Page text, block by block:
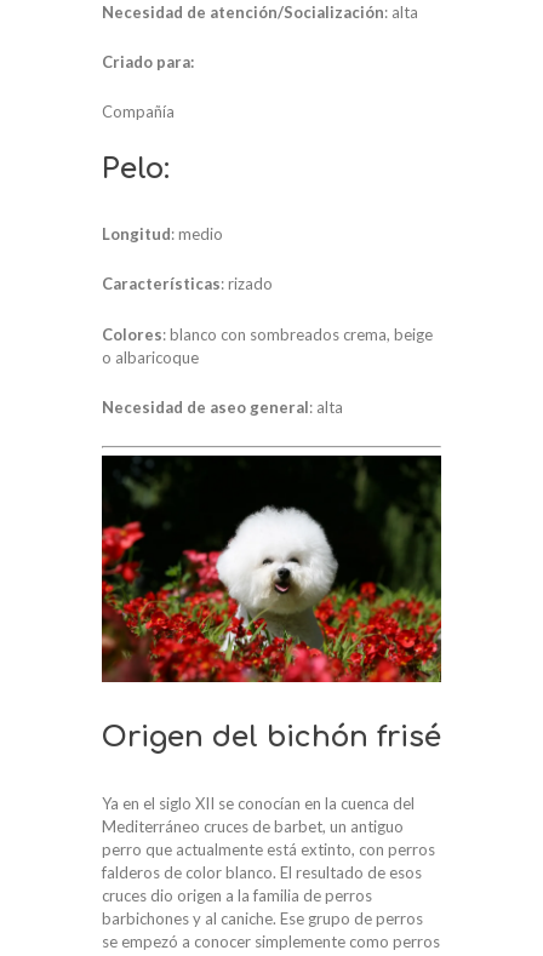
Necesidad de atención/Socialización: alta
Criado para:
Compañía
Pelo:
Longitud: medio
Características: rizado
Colores: blanco con sombreados crema, beige
o albaricoque
Necesidad de aseo general: alta
Origen del bichón frisé
Ya en el siglo XII se conocían en la cuenca del
Mediterráneo cruces de barbet, un antiguo
perro que actualmente está extinto, con perros
falderos de color blanco. El resultado de esos
cruces dio origen a la familia de perros
barbichones y al caniche. Ese grupo de perros
se empezó a conocer simplemente como perros